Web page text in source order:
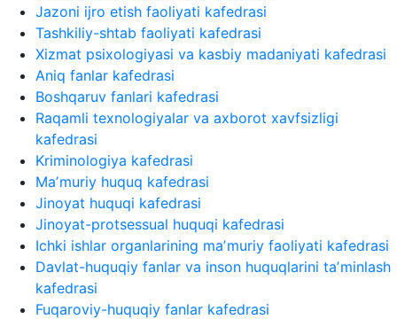
Jazoni ijro etish faoliyati kafedrasi
Tashkiliy-shtab faoliyati kafedrasi
Xizmat psixologiyasi va kasbiy madaniyati kafedrasi
Aniq fanlar kafedrasi
Boshqaruv fanlari kafedrasi
Raqamli texnologiyalar va axborot xavfsizligi
kafedrasi
Kriminologiya kafedrasi
Maʼmuriy huquq kafedrasi
Jinoyat huquqi kafedrasi
Jinoyat-protsessual huquqi kafedrasi
Ichki ishlar organlarining maʼmuriy faoliyati kafedrasi
Davlat-huquqiy fanlar va inson huquqlarini taʼminlash
kafedrasi
Fuqaroviy-huquqiy fanlar kafedrasi